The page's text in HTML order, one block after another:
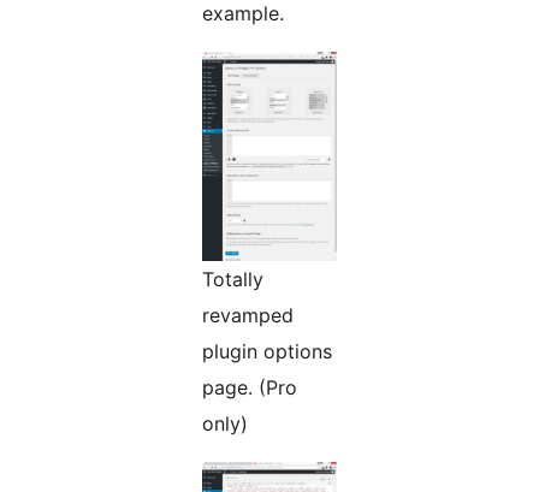
example.
Totally
revamped
plugin options
page. (Pro
only)